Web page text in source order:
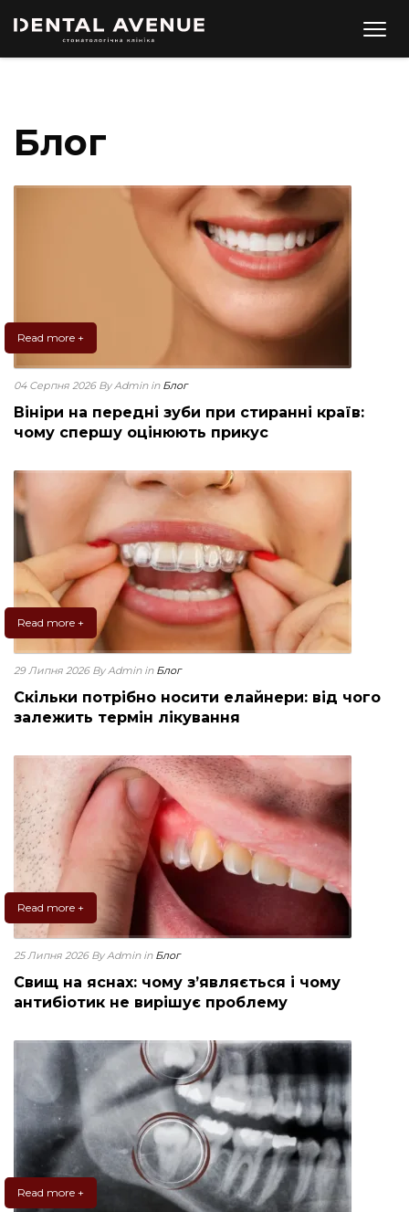
Блог
Read more +
04 Серпня 2026 By Admin in Блог
Вініри на передні зуби при стиранні країв:
чому спершу оцінюють прикус
Read more +
29 Липня 2026 By Admin in Блог
Скільки потрібно носити елайнери: від чого
залежить термін лікування
Read more +
25 Липня 2026 By Admin in Блог
Свищ на яснах: чому з’являється і чому
антибіотик не вирішує проблему
Read more +